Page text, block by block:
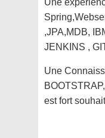
Une
,JPA,MDB,
JENKINS ,
Une
est fort